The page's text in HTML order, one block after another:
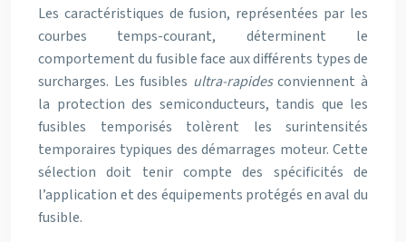
Les caractéristiques de fusion, représentées par les
courbes temps-courant, déterminent le
comportement du fusible face aux différents types de
surcharges. Les fusibles ultra-rapidesconviennent à
la protection des semiconducteurs, tandis que les
fusibles temporisés tolèrent les surintensités
temporaires typiques des démarrages moteur. Cette
sélection doit tenir compte des spécificités de
l’application et des équipements protégés en aval du
fusible.